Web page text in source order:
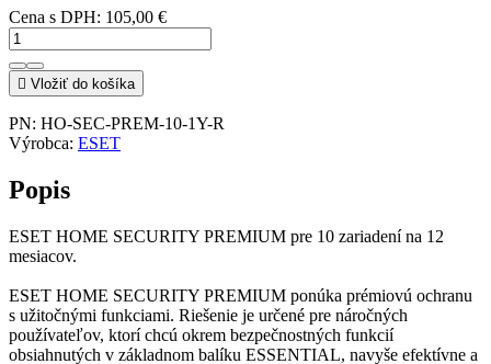
Cena s DPH: 105,00 €
 Vložiť do košíka
PN: HO-SEC-PREM-10-1Y-R
Výrobca: ESET
Popis
ESET HOME SECURITY PREMIUM pre 10 zariadení na 12
mesiacov.
ESET HOME SECURITY PREMIUM ponúka prémiovú ochranu
s užitočnými funkciami. Riešenie je určené pre náročných
používateľov, ktorí chcú okrem bezpečnostných funkcií
obsiahnutých v základnom balíku ESSENTIAL, navyše efektívne a